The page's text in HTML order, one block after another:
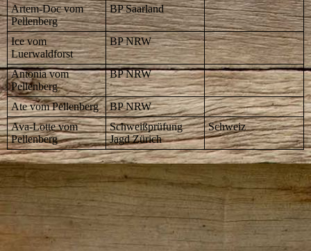
Artem-Doc vom
Pellenberg
BP Saarland
Ice vom
Luerwaldforst
BP NRW
Antonia vom
Pellenberg
BP NRW
Ate vom Pellenberg
BP NRW
Ava-Lotte vom
Pellenberg
Schweißprüfung
Jagd Zürich
Schweiz